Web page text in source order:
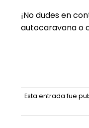
¡No dudes en
autocaravana o
Esta entrada fue